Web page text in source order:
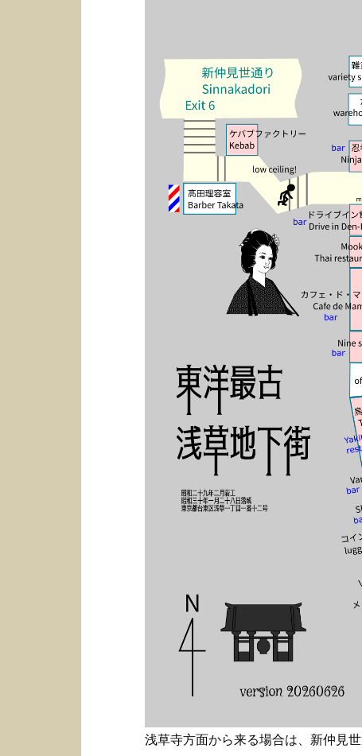
浅草寺方面から来る場合は、新仲見